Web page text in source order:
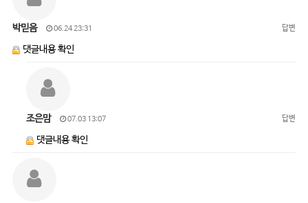
박믿음 06.24 23:31 답변
댓글내용 확인
조은맘 07.03 13:07 답변
댓글내용 확인